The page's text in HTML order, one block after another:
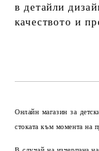
в детайли
качеството и
Онлайн магазин за
стоката към момента на